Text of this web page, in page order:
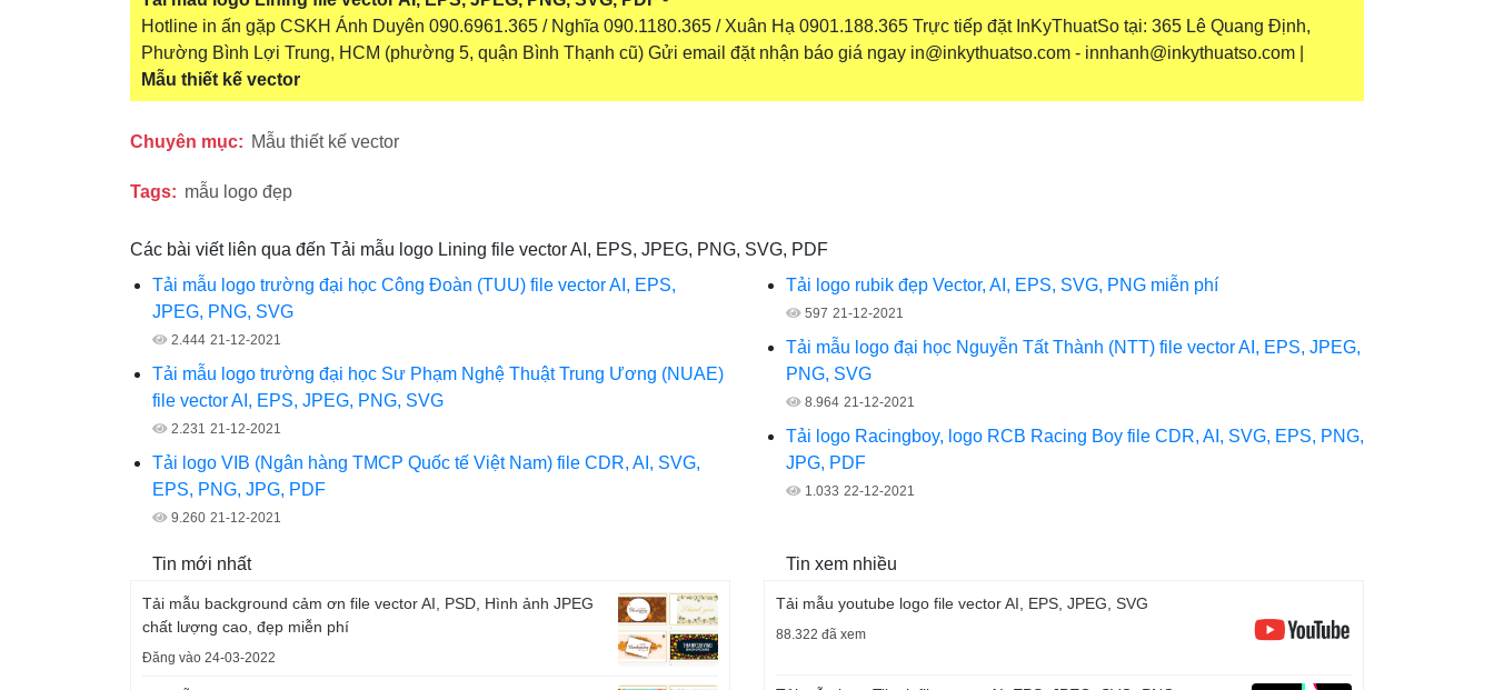
Hotline in ấn gặp CSKH Ánh Duyên 090.6961.365 / Nghĩa 090.1180.365 / Xuân Hạ 0901.188.365 Trực tiếp đặt InKyThuatSo tại: 365 Lê Quang Định,
Phường Bình Lợi Trung, HCM (phường 5, quận Bình Thạnh cũ) Gửi email đặt nhận báo giá ngay in@inkythuatso.com - innhanh@inkythuatso.com |
Mẫu thiết kế vector
Chuyên mục: Mẫu thiết kế vector
Tags: mẫu logo đẹp
Các bài viết liên qua đến Tải mẫu logo Lining file vector AI, EPS, JPEG, PNG, SVG, PDF
Tải mẫu logo trường đại học Công Đoàn (TUU) file vector AI, EPS,
JPEG, PNG, SVG
2.444 21-12-2021
Tải mẫu logo trường đại học Sư Phạm Nghệ Thuật Trung Ương (NUAE)
file vector AI, EPS, JPEG, PNG, SVG
2.231 21-12-2021
Tải logo VIB (Ngân hàng TMCP Quốc tế Việt Nam) file CDR, AI, SVG,
EPS, PNG, JPG, PDF
9.260 21-12-2021
Tải logo rubik đẹp Vector, AI, EPS, SVG, PNG miễn phí
597 21-12-2021
Tải mẫu logo đại học Nguyễn Tất Thành (NTT) file vector AI, EPS, JPEG,
PNG, SVG
8.964 21-12-2021
Tải logo Racingboy, logo RCB Racing Boy file CDR, AI, SVG, EPS, PNG,
JPG, PDF
1.033 22-12-2021
Tin mới nhất
Tải mẫu background cảm ơn file vector AI, PSD, Hình ảnh JPEG
chất lượng cao, đẹp miễn phí
Đăng vào 24-03-2022
Tin xem nhiều
Tải mẫu youtube logo file vector AI, EPS, JPEG, SVG
88.322 đã xem